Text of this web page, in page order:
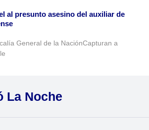
al presunto asesino del auxiliar de
General de la NaciónCapturan a
La Noche